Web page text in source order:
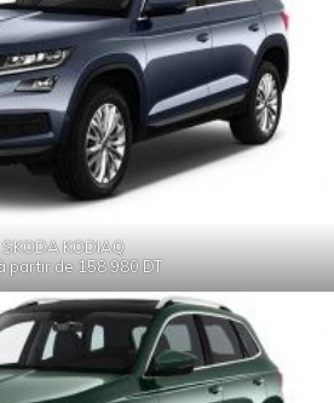
SKODA KODIAQ
partir de 158 980 DT